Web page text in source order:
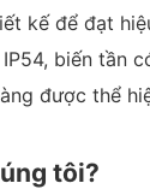
kế để đạt
biến tần
được thể
tôi?